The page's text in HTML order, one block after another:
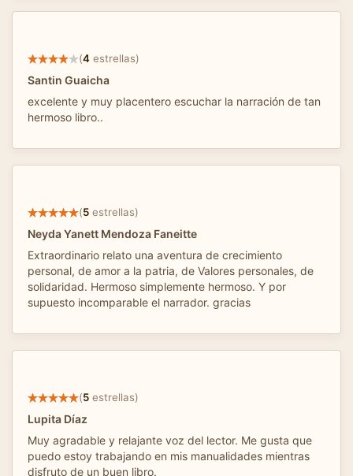
(4 estrellas)
Santin Guaicha
excelente y muy placentero escuchar la narración de tan
hermoso libro..
(5 estrellas)
Neyda Yanett Mendoza Faneitte
Extraordinario relato una aventura de crecimiento
personal, de amor a la patria, de Valores personales, de
solidaridad. Hermoso simplemente hermoso. Y por
supuesto incomparable el narrador. gracias
(5 estrellas)
Lupita Díaz
Muy agradable y relajante voz del lector. Me gusta que
puedo estoy trabajando en mis manualidades mientras
disfruto de un buen libro.